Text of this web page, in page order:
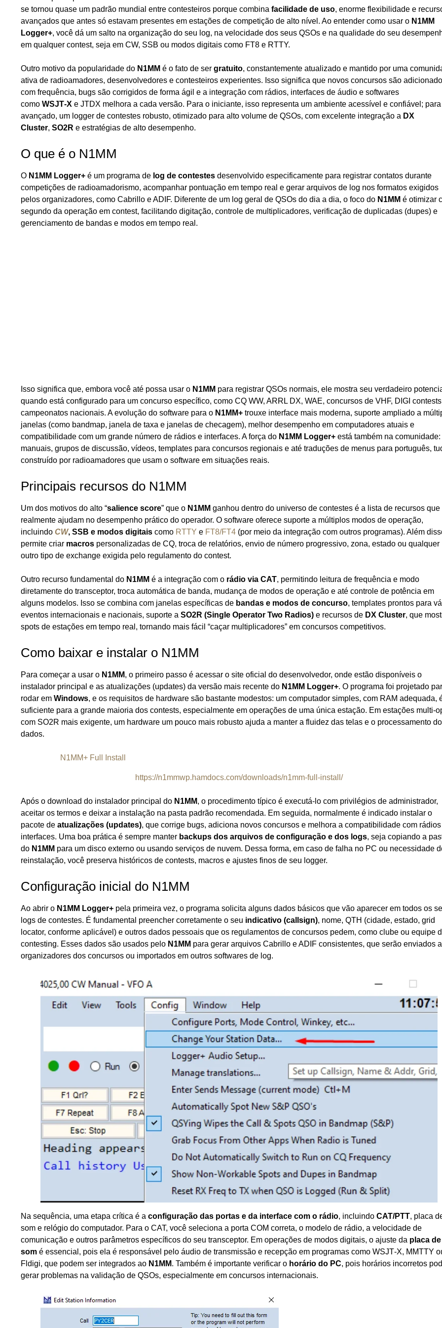
se tornou quase um padrão mundial entre contesteiros porque combina facilidade de uso, enorme flexibilidade e
avançados que antes só estavam presentes em estações de competição de alto nível. Ao entender como usar o N1MM
Logger+, você dá um salto na organização do seu log, na velocidade dos seus QSOs e na qualidade do seu
em qualquer contest, seja em CW, SSB ou modos digitais como FT8 e RTTY.
Outro motivo da popularidade do N1MM é o fato de ser gratuito, constantemente atualizado e mantido por uma
ativa de radioamadores, desenvolvedores e contesteiros experientes. Isso significa que novos concursos são
com frequência, bugs são corrigidos de forma ágil e a integração com rádios, interfaces de áudio e softwares
como WSJT‑X e JTDX melhora a cada versão. Para o iniciante, isso representa um ambiente acessível e confiável;
avançado, um logger de contestes robusto, otimizado para alto volume de QSOs, com excelente integração a DX
Cluster, SO2R e estratégias de alto desempenho.
O que é o N1MM
O N1MM Logger+ é um programa de log de contestes desenvolvido especificamente para registrar contatos durante
competições de radioamadorismo, acompanhar pontuação em tempo real e gerar arquivos de log nos formatos exigidos
pelos organizadores, como Cabrillo e ADIF. Diferente de um log geral de QSOs do dia a dia, o foco do N1MM é otimizar
segundo da operação em contest, facilitando digitação, controle de multiplicadores, verificação de duplicadas (dupes) e
gerenciamento de bandas e modos em tempo real.
Isso significa que, embora você até possa usar o N1MM para registrar QSOs normais, ele mostra seu verdadeiro
quando está configurado para um concurso específico, como CQ WW, ARRL DX, WAE, concursos de VHF, DIGI
campeonatos nacionais. A evolução do software para o N1MM+ trouxe interface mais moderna, suporte ampliado a
janelas (como bandmap, janela de taxa e janelas de checagem), melhor desempenho em computadores atuais e
compatibilidade com um grande número de rádios e interfaces. A força do N1MM Logger+ está também na comunidade:
manuais, grupos de discussão, vídeos, templates para concursos regionais e até traduções de menus para português,
construído por radioamadores que usam o software em situações reais.
Principais recursos do N1MM
Um dos motivos do alto “salience score” que o N1MM ganhou dentro do universo de contestes é a lista de recursos que
realmente ajudam no desempenho prático do operador. O software oferece suporte a múltiplos modos de operação,
incluindo CW, SSB e modos digitais como RTTY e FT8/FT4 (por meio da integração com outros programas). Além
permite criar macros personalizadas de CQ, troca de relatórios, envio de número progressivo, zona, estado ou qualquer
outro tipo de exchange exigida pelo regulamento do contest.
Outro recurso fundamental do N1MM é a integração com o rádio via CAT, permitindo leitura de frequência e modo
diretamente do transceptor, troca automática de banda, mudança de modos de operação e até controle de potência em
alguns modelos. Isso se combina com janelas específicas de bandas e modos de concurso, templates prontos para
eventos internacionais e nacionais, suporte a SO2R (Single Operator Two Radios) e recursos de DX Cluster, que
spots de estações em tempo real, tornando mais fácil “caçar multiplicadores” em concursos competitivos.
Como baixar e instalar o N1MM
Para começar a usar o N1MM, o primeiro passo é acessar o site oficial do desenvolvedor, onde estão disponíveis o
instalador principal e as atualizações (updates) da versão mais recente do N1MM Logger+. O programa foi projetado
rodar em Windows, e os requisitos de hardware são bastante modestos: um computador simples, com RAM adequada,
suficiente para a grande maioria dos contests, especialmente em operações de uma única estação. Em estações
com SO2R mais exigente, um hardware um pouco mais robusto ajuda a manter a fluidez das telas e o processamento
dados.
N1MM+ Full Install
https://n1mmwp.hamdocs.com/downloads/n1mm-full-install/
Após o download do instalador principal do N1MM, o procedimento típico é executá‑lo com privilégios de administrador,
aceitar os termos e deixar a instalação na pasta padrão recomendada. Em seguida, normalmente é indicado instalar o
pacote de atualizações (updates), que corrige bugs, adiciona novos concursos e melhora a compatibilidade com
interfaces. Uma boa prática é sempre manter backups dos arquivos de configuração e dos logs, seja copiando a
do N1MM para um disco externo ou usando serviços de nuvem. Dessa forma, em caso de falha no PC ou necessidade
reinstalação, você preserva históricos de contests, macros e ajustes finos de seu logger.
Configuração inicial do N1MM
Ao abrir o N1MM Logger+ pela primeira vez, o programa solicita alguns dados básicos que vão aparecer em todos os
logs de contestes. É fundamental preencher corretamente o seu indicativo (callsign), nome, QTH (cidade, estado, grid
locator, conforme aplicável) e outros dados pessoais que os regulamentos de concursos pedem, como clube ou equipe
contesting. Esses dados são usados pelo N1MM para gerar arquivos Cabrillo e ADIF consistentes, que serão enviados
organizadores dos concursos ou importados em outros softwares de log.
Na sequência, uma etapa crítica é a configuração das portas e da interface com o rádio, incluindo CAT/PTT, placa
som e relógio do computador. Para o CAT, você seleciona a porta COM correta, o modelo de rádio, a velocidade de
comunicação e outros parâmetros específicos do seu transceptor. Em operações de modos digitais, o ajuste da placa de
som é essencial, pois ela é responsável pelo áudio de transmissão e recepção em programas como WSJT‑X, MMTTY
Fldigi, que podem ser integrados ao N1MM. Também é importante verificar o horário do PC, pois horários incorretos
gerar problemas na validação de QSOs, especialmente em concursos internacionais.